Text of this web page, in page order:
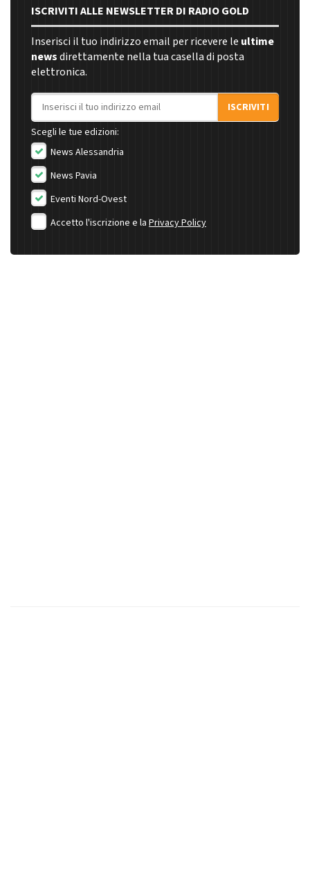
ISCRIVITI ALLE NEWSLETTER DI RADIO GOLD
Inserisci il tuo indirizzo email per ricevere le ultime
newsdirettamente nella tua casella di posta
elettronica.
Indirizzo email
ISCRIVITI
Scegli le tue edizioni:
News Alessandria
News Pavia
Eventi Nord-Ovest
Accetto l'iscrizione e la Privacy Policy